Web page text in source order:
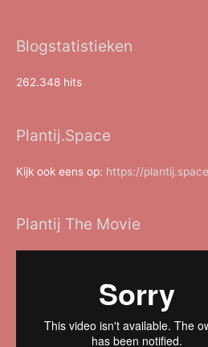
Blogstatistieken
262.348 hits
Plantij.Space
Kijk ook eens op: https://
Plantij The Movie